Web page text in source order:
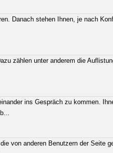
Danach stehen Ihnen, je nach
zählen unter anderem die
ins Gespräch zu kommen.
von anderen Benutzern der Seite